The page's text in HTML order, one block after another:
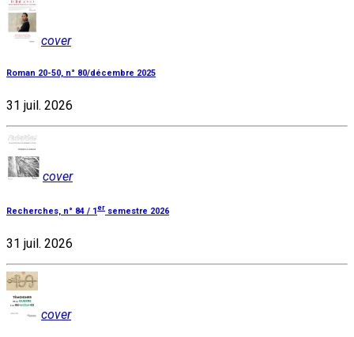
cover
Roman 20-50, n° 80/décembre 2025
31 juil. 2026
cover
Recherches, n° 84 / 1er semestre 2026
31 juil. 2026
cover